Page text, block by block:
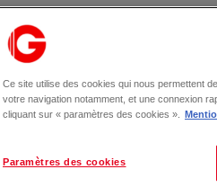
Ce site utilise des cookies qui nous permettent
votre navigation notamment, et une connexion
cliquant sur « paramètres des cookies ».
Paramètres des cookies